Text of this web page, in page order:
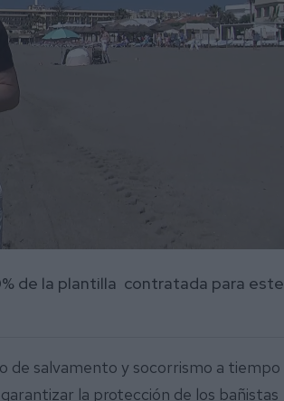
de la plantilla contratada para este
de salvamento y socorrismo a tiempo
la protección de los bañistas